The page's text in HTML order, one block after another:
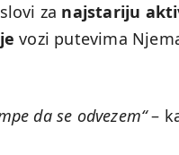
za najstariju
vozi putevima
da se odvezem“–